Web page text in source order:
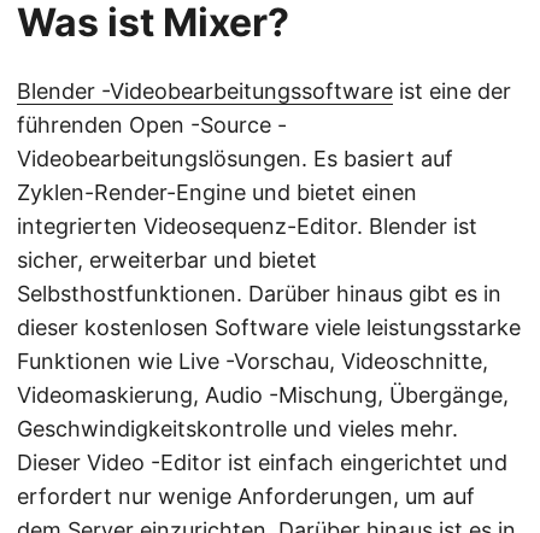
Was ist Mixer?
Blender -Videobearbeitungssoftware ist eine der
führenden Open -Source -
Videobearbeitungslösungen. Es basiert auf
Zyklen-Render-Engine und bietet einen
integrierten Videosequenz-Editor. Blender ist
sicher, erweiterbar und bietet
Selbsthostfunktionen. Darüber hinaus gibt es in
dieser kostenlosen Software viele leistungsstarke
Funktionen wie Live -Vorschau, Videoschnitte,
Videomaskierung, Audio -Mischung, Übergänge,
Geschwindigkeitskontrolle und vieles mehr.
Dieser Video -Editor ist einfach eingerichtet und
erfordert nur wenige Anforderungen, um auf